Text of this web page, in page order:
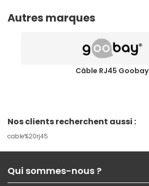
Autres marques
Câble RJ45 Goobay
Nos clients recherchent aussi :
cable%20rj45
Qui sommes-nous ?